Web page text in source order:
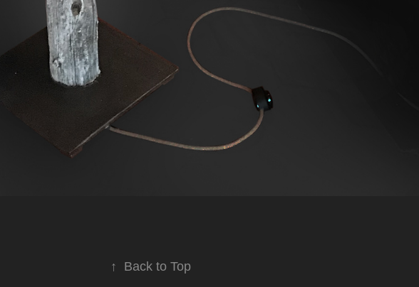
↑ Back to Top